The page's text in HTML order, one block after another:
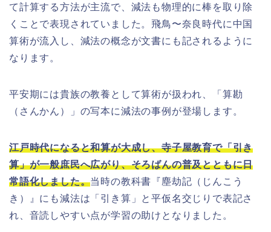
て計算する方法が主流で、減法も物理的に棒を取り除
くことで表現されていました。飛鳥〜奈良時代に中国
算術が流入し、減法の概念が文書にも記されるように
なります。
平安期には貴族の教養として算術が扱われ、「算勘
（さんかん）」の写本に減法の事例が登場します。
江戸時代になると和算が大成し、寺子屋教育で「引き
算」が一般庶民へ広がり、そろばんの普及とともに日
常語化しました。当時の教科書『塵劫記（じんこう
き）』にも減法は「引き算」と平仮名交じりで表記さ
れ、音読しやすい点が学習の助けとなりました。